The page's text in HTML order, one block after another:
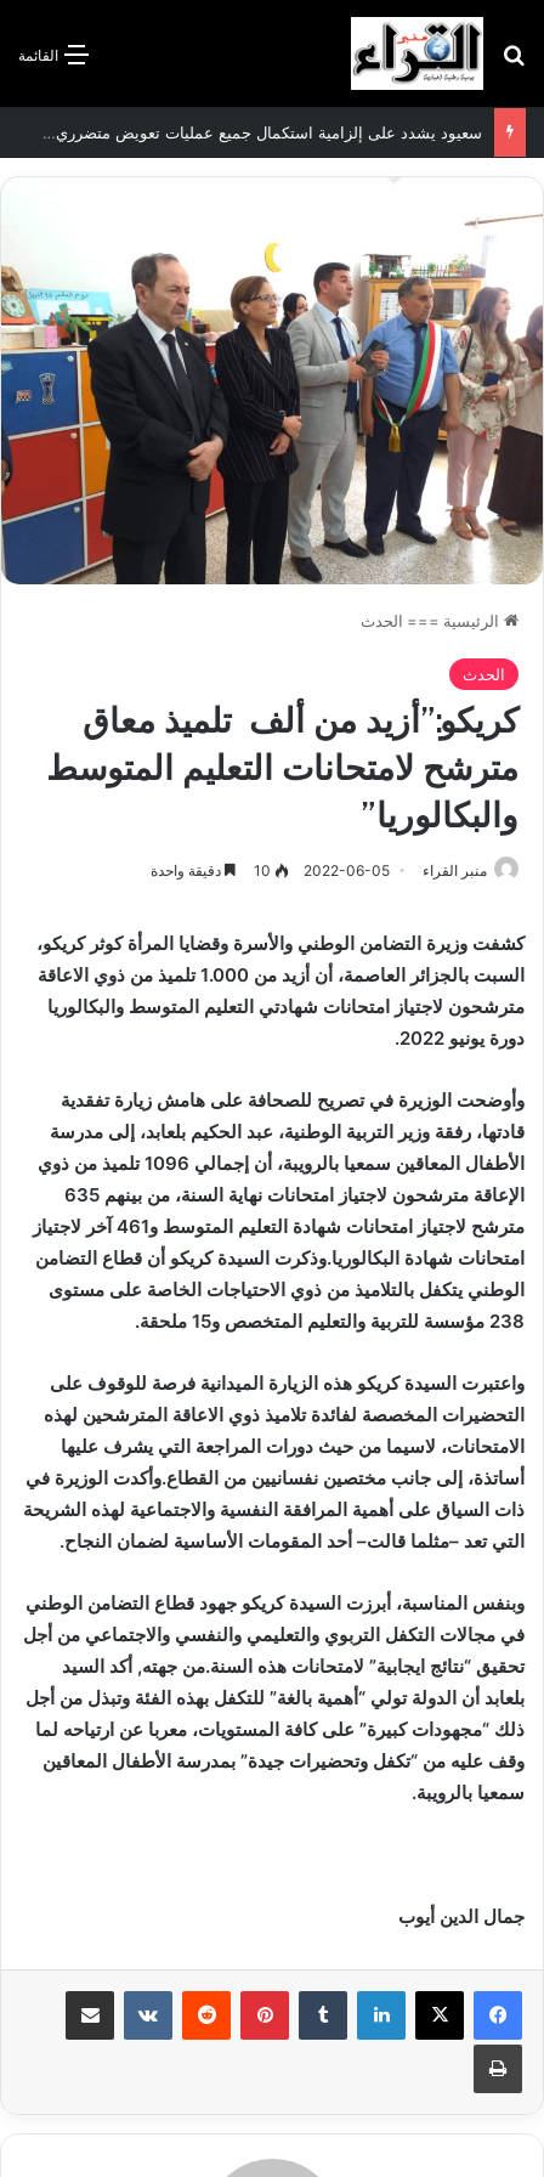
القائمة بحث عن
سعيود يشدد على إلزامية استكمال جميع عمليات تعويض متضرري حرائق الغابات قبل نهاية شهر أوت
الرئيسية === الحدث
الحدث
كريكو:”أزيد من ألف تلميذ معاق
مترشح لامتحانات التعليم المتوسط
والبكالوريا”
منبر القراء 2022-06-05
10 دقيقة واحدة
كشفت وزيرة التضامن الوطني والأسرة وقضايا المرأة كوثر كريكو،
السبت بالجزائر العاصمة، أن أزيد من 1.000 تلميذ من ذوي الاعاقة
مترشحون لاجتياز امتحانات شهادتي التعليم المتوسط والبكالوريا
دورة يونيو 2022.
وأوضحت الوزيرة في تصريح للصحافة على هامش زيارة تفقدية
قادتها، رفقة وزير التربية الوطنية، عبد الحكيم بلعابد، إلى مدرسة
الأطفال المعاقين سمعيا بالرويبة، أن إجمالي 1096 تلميذ من ذوي
الإعاقة مترشحون لاجتياز امتحانات نهاية السنة، من بينهم 635
مترشح لاجتياز امتحانات شهادة التعليم المتوسط و461 آخر لاجتياز
امتحانات شهادة البكالوريا.وذكرت السيدة كريكو أن قطاع التضامن
الوطني يتكفل بالتلاميذ من ذوي الاحتياجات الخاصة على مستوى
238 مؤسسة للتربية والتعليم المتخصص و15 ملحقة.
واعتبرت السيدة كريكو هذه الزيارة الميدانية فرصة للوقوف على
التحضيرات المخصصة لفائدة تلاميذ ذوي الاعاقة المترشحين لهذه
الامتحانات، لاسيما من حيث دورات المراجعة التي يشرف عليها
أساتذة، إلى جانب مختصين نفسانيين من القطاع.وأكدت الوزيرة في
ذات السياق على أهمية المرافقة النفسية والاجتماعية لهذه الشريحة
التي تعد –مثلما قالت– أحد المقومات الأساسية لضمان النجاح.
وبنفس المناسبة، أبرزت السيدة كريكو جهود قطاع التضامن الوطني
في مجالات التكفل التربوي والتعليمي والنفسي والاجتماعي من أجل
تحقيق “نتائج ايجابية” لامتحانات هذه السنة.من جهته, أكد السيد
بلعابد أن الدولة تولي “أهمية بالغة” للتكفل بهذه الفئة وتبذل من أجل
ذلك “مجهودات كبيرة” على كافة المستويات، معربا عن ارتياحه لما
وقف عليه من “تكفل وتحضيرات جيدة” بمدرسة الأطفال المعاقين
سمعيا بالرويبة.
جمال الدين أيوب
لينكدإن بينتيريست
طباعة